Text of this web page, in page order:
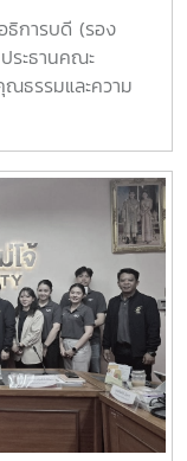
นวทางการยกระดับ
นินงาน ITAของ
ร่วมโครงการดัง
าวิทยาลัยแม่โจ้ มี
กเปลี่ยนเรียนรู้แนว
ผลคะแนนการ
อย่างยิ่งต่อมหา
ารประเมิน
องหน่วยงานภาครัฐ
การวางแผนยก
ได้นำแนวทางการ
ที่ได้แลกเปลี่ยน
ดแผนปฏิบัติการ
ะสิทธิภาพและ
ธิการบดี (รอง
ระธานคณะ
ณธรรมและความ
กงานมหาวิทยาลัย
ได้เดินทางเข้าพบปะ
มกับมหาวิทยาลัย
ทร์ จังหวัดสงขลาน
ราจารย์
มายและบริการ
รม และนายกิตติ
ลัยสงขลานครินทร์
ทยาลัยแม่โจ้ และ
นแผนการดำเนินงาน
ปนี้โครงสร้างการ
ยาลัย กลไกการ